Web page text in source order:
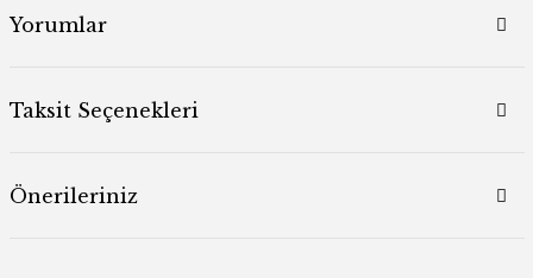
Yorumlar
Taksit Seçenekleri
Önerileriniz